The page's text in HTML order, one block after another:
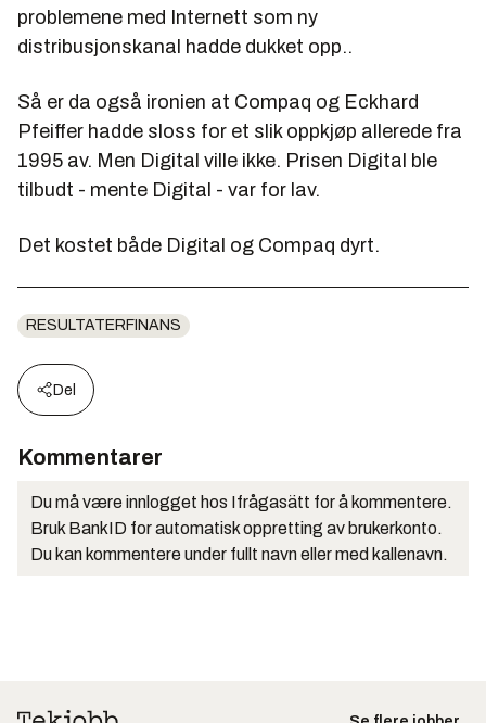
problemene med Internett som ny
distribusjonskanal hadde dukket opp..
Så er da også ironien at Compaq og Eckhard
Pfeiffer hadde sloss for et slik oppkjøp allerede fra
1995 av. Men Digital ville ikke. Prisen Digital ble
tilbudt - mente Digital - var for lav.
Det kostet både Digital og Compaq dyrt.
RESULTATERFINANS
Del
Kommentarer
Du må være innlogget hos Ifrågasätt for å kommentere.
Bruk BankID for automatisk oppretting av brukerkonto.
Du kan kommentere under fullt navn eller med kallenavn.